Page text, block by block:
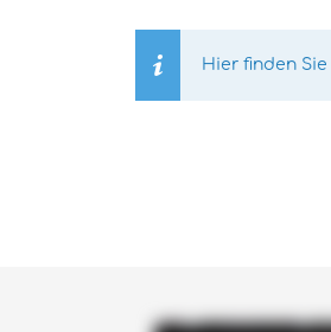
Hier finden Sie